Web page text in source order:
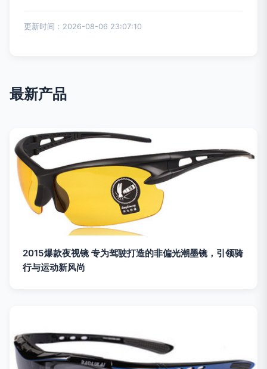
更新时间：2026-08-06 23:07:10
最新产品
2015爆款夜视镜 专为驾驶打造的非偏光潮墨镜，引领骑
行与运动新风尚